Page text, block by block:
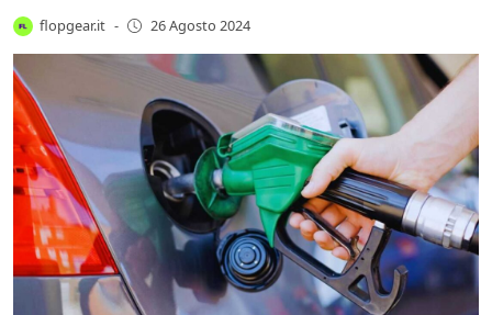
flopgear.it - 26 Agosto 2024